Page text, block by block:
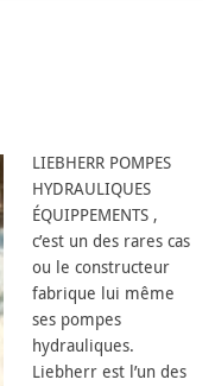
LIEBHERR POMPES
HYDRAULIQUES
ÉQUIPPEMENTS ,
c’est un des rares cas
ou le constructeur
fabrique lui même
ses pompes
hydrauliques.
Liebherr est l’un des